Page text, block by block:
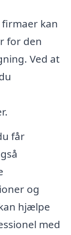
firmaer kan
for den
Ved at
får
og
hjælpe
med